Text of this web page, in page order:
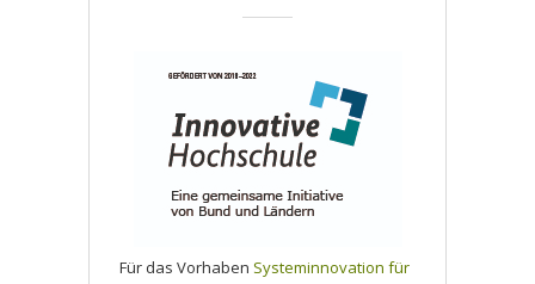
Für das Vorhaben Systeminnovation für